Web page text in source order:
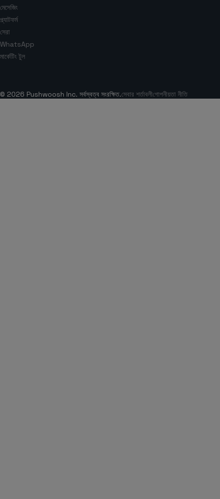
মেসেজিং
প্ল্যাটফর্ম
সেরা
WhatsApp
মার্কেটিং টুল
© 2026 Pushwoosh Inc. সর্বস্বত্ব সংরক্ষিত.সেবার শর্তাবলীগোপনীয়তা নীতি